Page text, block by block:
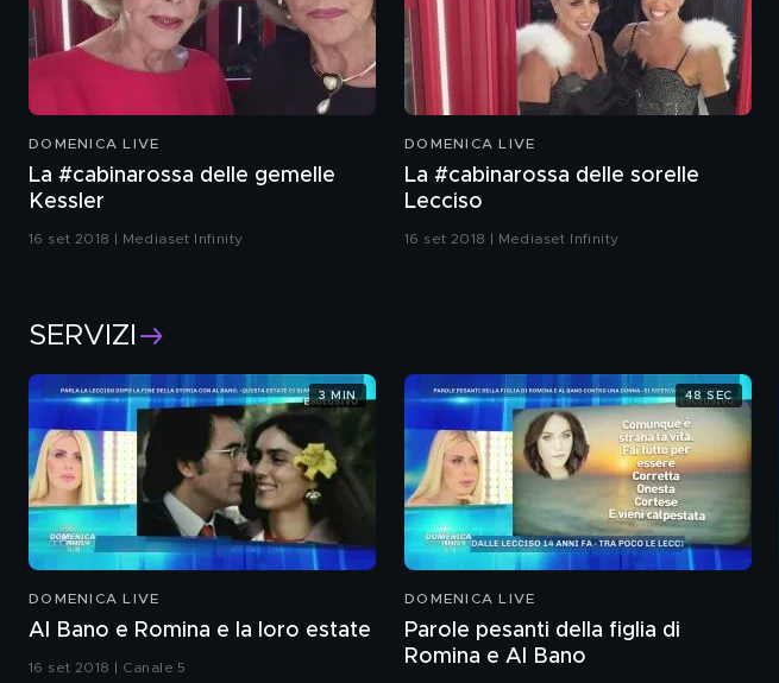
DOMENICA LIVE
La #cabinarossa delle gemelle
Kessler
16 set 2018 | Mediaset Infinity
DOMENICA LIVE
La #cabinarossa delle sorelle
Lecciso
16 set 2018 | Mediaset Infinity
SERVIZI
DOMENICA LIVE
Al Bano e Romina e la loro estate
16 set 2018 | Canale 5
3 MIN
DOMENICA LIVE
Parole pesanti della figlia di
Romina e Al Bano
48 SEC